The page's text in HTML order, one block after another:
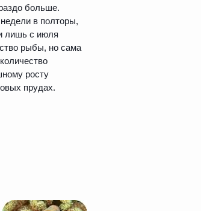
больше.
в полторы,
лишь с июля
рыбы, но сама
росту
прудах.